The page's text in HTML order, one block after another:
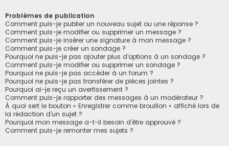
Problèmes de publication
Comment puis-je publier un nouveau sujet ou une réponse ?
Comment puis-je modifier ou supprimer un message ?
Comment puis-je insérer une signature à mon message ?
Comment puis-je créer un sondage ?
Pourquoi ne puis-je pas ajouter plus d’options à un sondage ?
Comment puis-je modifier ou supprimer un sondage ?
Pourquoi ne puis-je pas accéder à un forum ?
Pourquoi ne puis-je pas transférer de pièces jointes ?
Pourquoi ai-je reçu un avertissement ?
Comment puis-je rapporter des messages à un modérateur ?
À quoi sert le bouton « Enregistrer comme brouillon » affiché lors de
la rédaction d’un sujet ?
Pourquoi mon message a-t-il besoin d’être approuvé ?
Comment puis-je remonter mes sujets ?